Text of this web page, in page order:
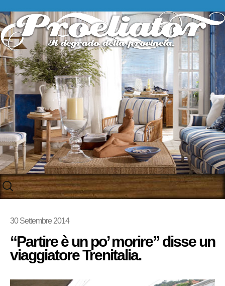
Skip
to
content
30 Settembre 2014
“Partire è un po’ morire” disse un
viaggiatore Trenitalia.